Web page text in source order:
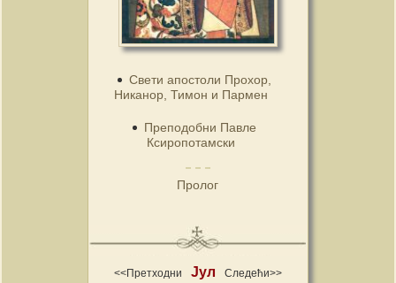
Свети апостоли Прохор,
Никанор, Тимон и Пармен
Преподобни Павле
Ксиропотамски
Пролог
<<Претходни Јул Следећи>>